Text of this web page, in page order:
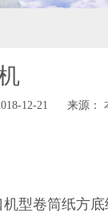
12-21 来源：
型卷筒纸方